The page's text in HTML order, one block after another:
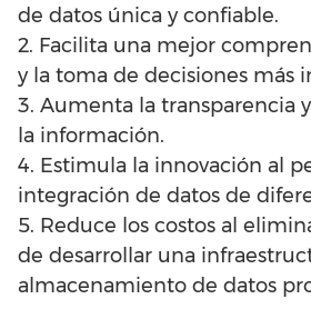
de datos única y confiable.
2. Facilita una mejor
y la toma de decisiones más
3. Aumenta la transparencia
la información.
4. Estimula la innovación al
integración de datos de
5. Reduce los costos al
de desarrollar una
almacenamiento de datos